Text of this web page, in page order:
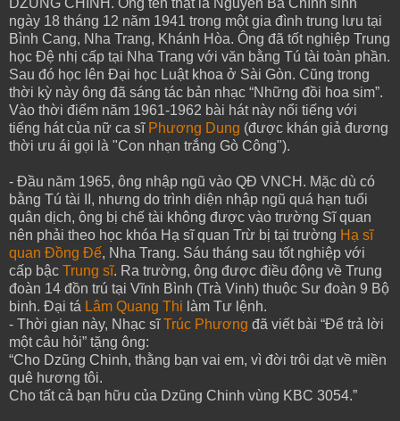
DZŨNG CHINH. Ông tên thật là Nguyễn Bá Chính sinh
ngày 18 tháng 12 năm 1941 trong một gia đình trung lưu tại
Bình Cang, Nha Trang, Khánh Hòa. Ông đã tốt nghiệp Trung
học Đệ nhị cấp tại Nha Trang với văn bằng Tú tài toàn phần.
Sau đó học lên Đại học Luật khoa ở Sài Gòn. Cũng trong
thời kỳ này ông đã sáng tác bản nhạc “Những đồi hoa sim”.
Vào thời điểm năm 1961-1962 bài hát này nổi tiếng với
tiếng hát của nữ ca sĩ Phương Dung (được khán giả đương
thời ưu ái gọi là "Con nhạn trắng Gò Công").
- Đầu năm 1965, ông nhập ngũ vào QĐ VNCH. Mặc dù có
bằng Tú tài II, nhưng do trình diện nhập ngũ quá hạn tuổi
quân dịch, ông bị chế tài không được vào trường Sĩ quan
nên phải theo học khóa Hạ sĩ quan Trừ bị tại trường Hạ sĩ
quan Đồng Đế, Nha Trang. Sáu tháng sau tốt nghiệp với
cấp bậc Trung sĩ. Ra trường, ông được điều động về Trung
đoàn 14 đồn trú tại Vĩnh Bình (Trà Vinh) thuộc Sư đoàn 9 Bộ
binh. Đại tá Lâm Quang Thi làm Tư lệnh.
- Thời gian này, Nhạc sĩTrúc Phương đã viết bài “Để trả lời
một câu hỏi” tặng ông:
“Cho Dzũng Chinh, thằng bạn vai em, vì đời trôi dạt về miền
quê hương tôi.
Cho tất cả bạn hữu của Dzũng Chinh vùng KBC 3054.”